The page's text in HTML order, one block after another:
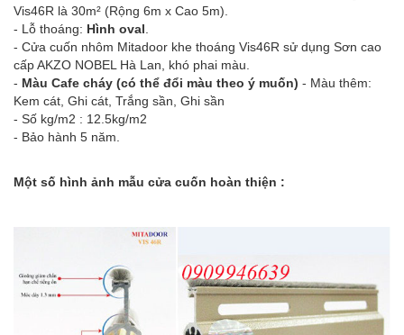
Vis46R là 30m² (Rộng 6m x Cao 5m).
- Lỗ thoáng: Hình oval
- Cửa cuốn nhôm Mitadoor khe thoáng Vis46R sử dụng Sơn cao
cấp AKZO NOBEL Hà Lan, khó phai màu.
- Màu Cafe cháy (có thể đổi màu theo ý muốn) - Màu thêm:
Kem cát, Ghi cát, Trắng sần, Ghi sần
- Số kg/m2 : 12.5kg/m2
- Bảo hành 5 năm.
Một số hình ảnh mẫu cửa cuốn hoàn thiện :